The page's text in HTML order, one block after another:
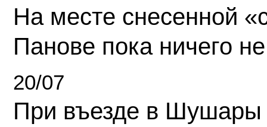
На месте снесенной
Панове пока ничего
20/07
При въезде в Шушары